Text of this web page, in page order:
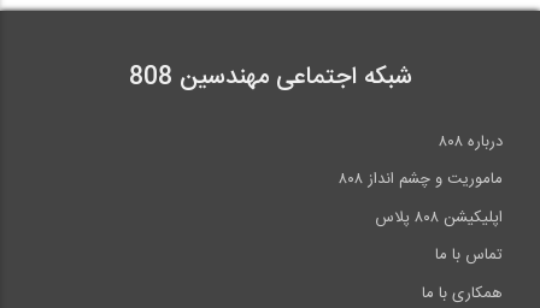
شبکه اجتماعی مهندسین 808
درباره ۸۰۸
ماموریت و چشم انداز ۸۰۸
اپلیکیشن ۸۰۸ پلاس
تماس با ما
همکاری با ما